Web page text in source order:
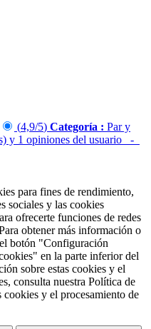
(4,9/5) Categoría : Par y
y 1 opiniones del usuario
-
para fines de rendimiento,
sociales y las cookies
ofrecerte funciones de redes
obtener más información o
botón "Configuración
en la parte inferior del
sobre estas cookies y el
consulta nuestra Política de
y el procesamiento de